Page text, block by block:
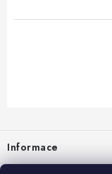
Informace